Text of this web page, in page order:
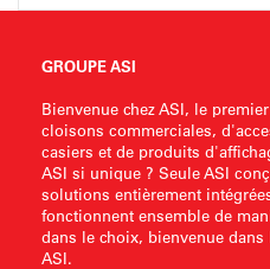
GROUPE ASI
Bienvenue chez ASI, le
cloisons commerciales,
casiers et de produits
ASI si unique ? Seule ASI
solutions entièrement
fonctionnent ensemble de
dans le choix, bienvenue
ASI.